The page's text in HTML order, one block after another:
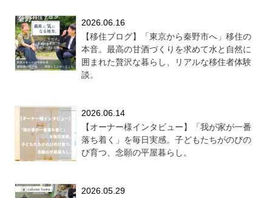
2026.06.16
【移住ブログ】「東京から秦野市へ」移住の
本音。最高の甘酒づくりを求めて水と自然に
囲まれた贅沢な暮らし、リアルな移住者体験
談。
2026.06.14
【オーナー様インタビュー】「我が家が一番
落ち着く」を毎日実感。子どもたちがのびの
び育つ、念願の平屋暮らし。
2026.05.29